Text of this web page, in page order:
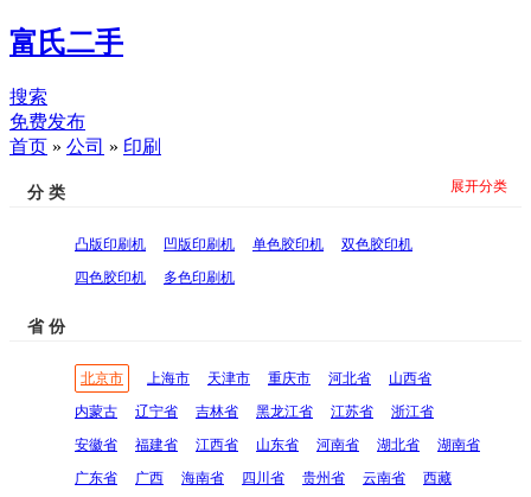
富氏二手
搜索
免费发布
首页 » 公司 » 印刷
分 类
凸版印刷机 凹版印刷机 单色胶印机
双色胶印机
四色胶印机
多色印刷机
展开分类
省 份
北京市 上海市 天津市 重庆市 河北省
山西省
内蒙古
辽宁省 吉林省 黑龙江省 江苏省
浙江省
安徽省
福建省 江西省 山东省 河南省 湖北省
湖南省
广东省
广西 海南省 四川省 贵州省 云南省
西藏